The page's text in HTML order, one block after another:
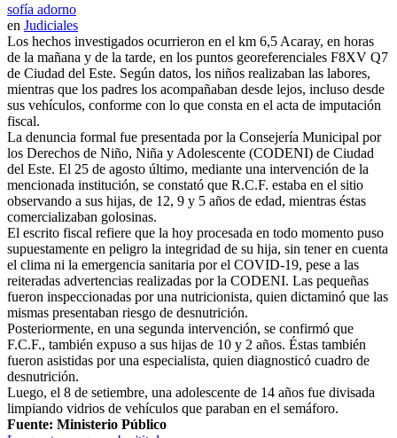
sofía adorno
en Judiciales
Los hechos investigados ocurrieron en el km 6,5 Acaray, en horas
de la mañana y de la tarde, en los puntos georeferenciales F8XV Q7
de Ciudad del Este. Según datos, los niños realizaban las labores,
mientras que los padres los acompañaban desde lejos, incluso desde
sus vehículos, conforme con lo que consta en el acta de imputación
fiscal.
La denuncia formal fue presentada por la Consejería Municipal por
los Derechos de Niño, Niña y Adolescente (CODENI) de Ciudad
del Este. El 25 de agosto último, mediante una intervención de la
mencionada institución, se constató que R.C.F. estaba en el sitio
observando a sus hijas, de 12, 9 y 5 años de edad, mientras éstas
comercializaban golosinas.
El escrito fiscal refiere que la hoy procesada en todo momento puso
supuestamente en peligro la integridad de su hija, sin tener en cuenta
el clima ni la emergencia sanitaria por el COVID-19, pese a las
reiteradas advertencias realizadas por la CODENI. Las pequeñas
fueron inspeccionadas por una nutricionista, quien dictaminó que las
mismas presentaban riesgo de desnutrición.
Posteriormente, en una segunda intervención, se confirmó que
F.C.F., también expuso a sus hijas de 10 y 2 años. Éstas también
fueron asistidas por una especialista, quien diagnosticó cuadro de
desnutrición.
Luego, el 8 de setiembre, una adolescente de 14 años fue divisada
limpiando vidrios de vehículos que paraban en el semáforo.
Fuente: Ministerio Público